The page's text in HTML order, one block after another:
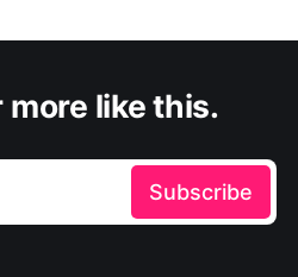
more like this.
Subscribe